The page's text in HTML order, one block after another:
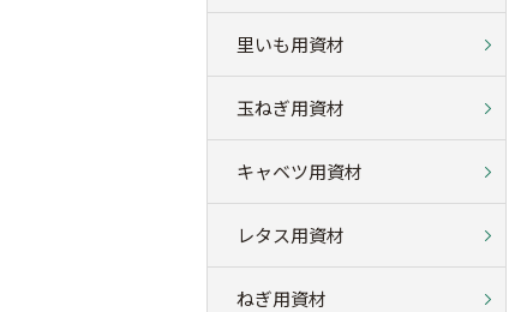
里いも用資材
玉ねぎ用資材
キャベツ用資材
レタス用資材
ねぎ用資材